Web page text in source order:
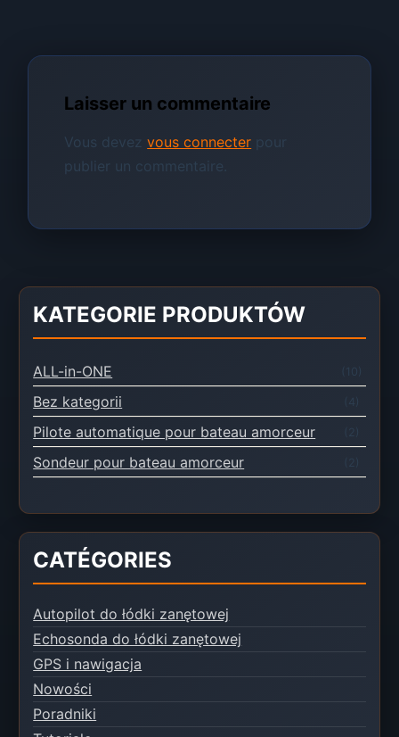
Laisser un commentaire
Vous devezvous connecter pour
publier un commentaire.
KATEGORIE PRODUKTÓW
ALL-in-ONE (10)
Bez kategorii (4)
Pilote automatique pour bateau amorceur
Sondeur pour bateau amorceur
CATÉGORIES
Autopilot do łódki zanętowej
Echosonda do łódki zanętowej
GPS i nawigacja
Nowości
Poradniki